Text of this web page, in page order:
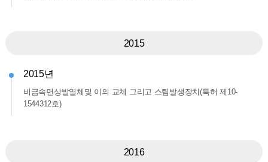
2015
2015년
비금속면상발열체및 이의 교체 그리고 스팀발생장치(특허 제10-
1544312호)
2016